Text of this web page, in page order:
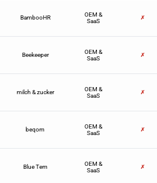
BambooHR
OEM &
SaaS
✗
Beekeeper
OEM &
SaaS
✗
milch & zucker
OEM &
SaaS
✗
beqom
OEM &
SaaS
✗
Blue Tem
OEM &
SaaS
✗